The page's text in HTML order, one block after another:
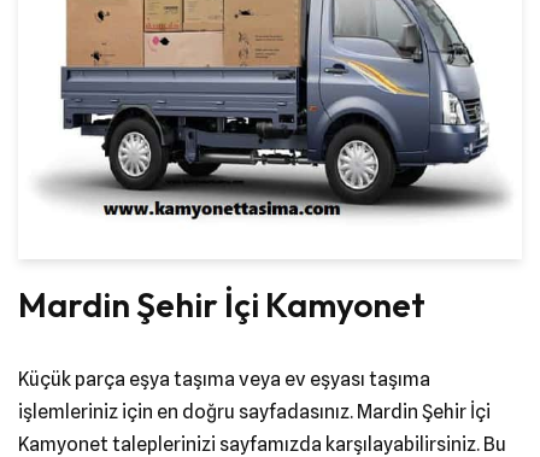
Mardin Şehir İçi Kamyonet
Küçük parça eşya taşıma veya ev eşyası taşıma
işlemleriniz için en doğru sayfadasınız. Mardin Şehir İçi
Kamyonet taleplerinizi sayfamızda karşılayabilirsiniz. Bu